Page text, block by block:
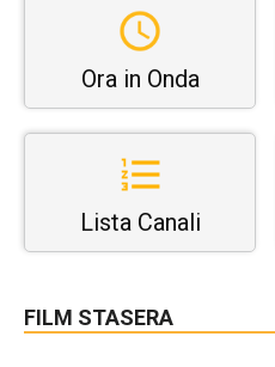
Ora in Onda
Lista Canali
FILM STASERA